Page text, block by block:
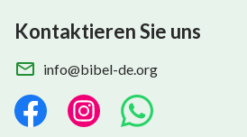
Kontaktieren Sie uns
info@bibel-de.org